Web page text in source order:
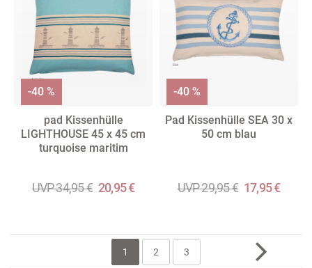
pad Kissenhülle
LIGHTHOUSE 45 x 45 cm
turquoise maritim
UVP 34,95 € 20,95 €
-40 %
Pad Kissenhülle SEA 30 x
50 cm blau
UVP 29,95 € 17,95 €
-40 %
1 2 3